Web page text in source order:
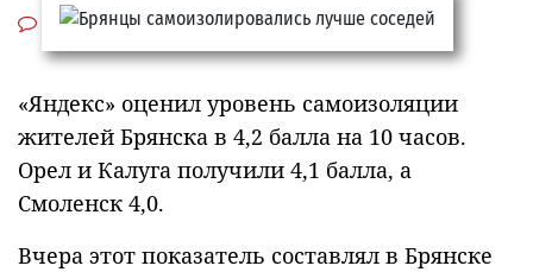
«Яндекс» оценил уровень самоизоляции
жителей Брянска в 4,2 балла на 10 часов.
Орел и Калуга получили 4,1 балла, а
Смоленск 4,0.
Вчера этот показатель составлял в Брянске